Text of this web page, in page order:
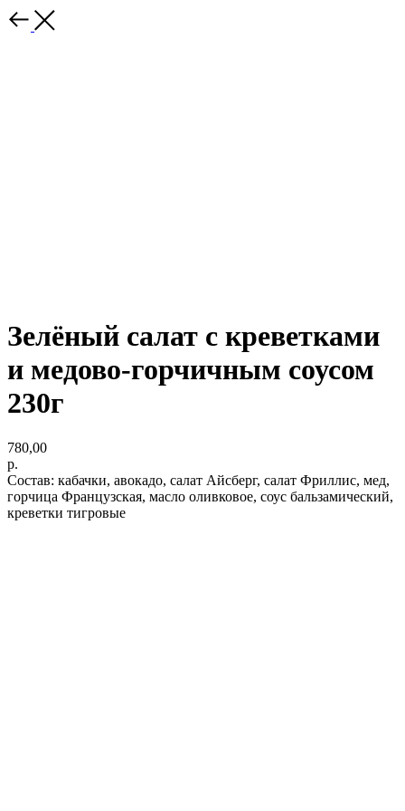
Зелёный салат с креветками
и медово-горчичным соусом
230г
780,00
р.
Состав: кабачки, авокадо, салат Айсберг, салат Фриллис, мед,
горчица Французская, масло оливковое, соус бальзамический,
креветки тигровые